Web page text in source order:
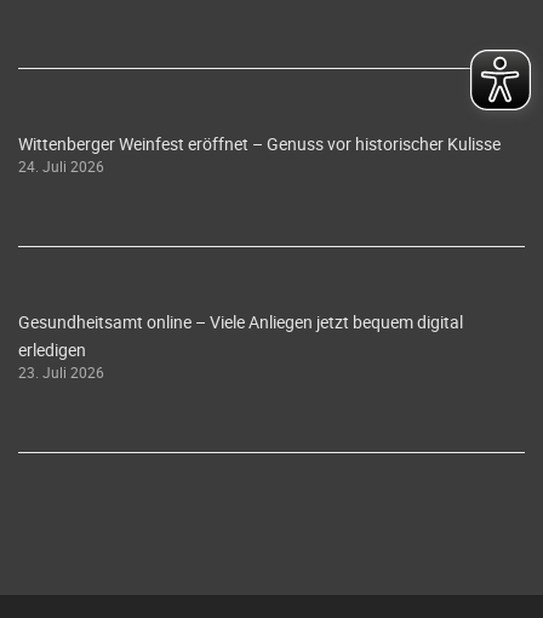
Wittenberger Weinfest eröffnet – Genuss vor historischer Kulisse
24. Juli 2026
Gesundheitsamt online – Viele Anliegen jetzt bequem digital
erledigen
23. Juli 2026